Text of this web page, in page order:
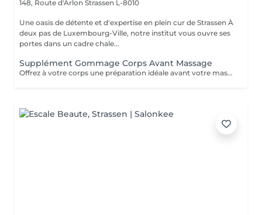
148, Route d'Arlon Strassen L-8010
Une oasis de détente et d'expertise en plein cur de Strassen À
deux pas de Luxembourg-Ville, notre institut vous ouvre ses
portes dans un cadre chale...
Supplément Gommage Corps Avant Massage
Offrez à votre corps une préparation idéale avant votre massage grâce à notre gommage corps exfoliant. Ce soin permet d'éliminer en douceur les cellules mortes, d'affiner le grain de peau et de stimuler la circulation, afin de maximiser les bienfaits du massage. La peau est plus lisse, plus douce et absorbe mieux les huiles et actifs utilisés pendant le massage.